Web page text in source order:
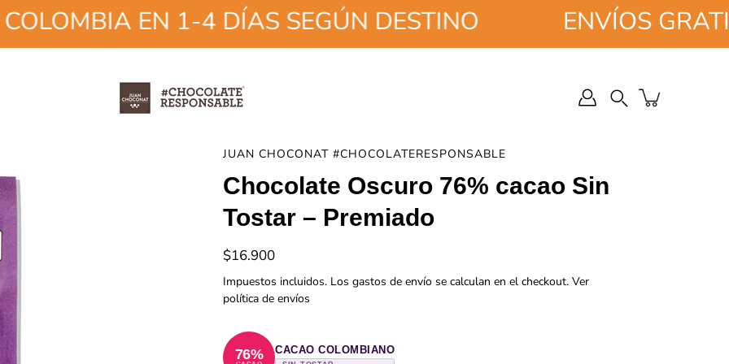
EN 1-4 DÍAS SEGÚN DESTINO ENVÍOS GRATIS
Buscar
JUAN CHOCONAT #CHOCOLATERESPONSABLE
Chocolate Oscuro 76% cacao Sin
Tostar – Premiado
$16.900
Impuestos incluidos. Los gastos de envío se calculan en el checkout. Ver
política de envíos
76% CACAO COLOMBIANO